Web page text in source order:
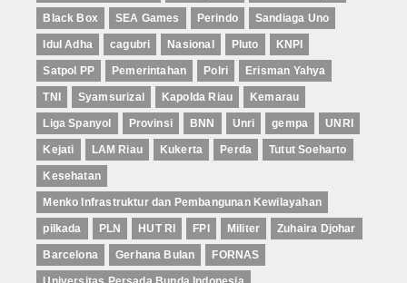
Black Box SEA Games Perindo Sandiaga Uno
Idul Adha cagubri Nasional Pluto KNPI
Satpol PP Pemerintahan Polri Erisman Yahya
TNI Syamsurizal Kapolda Riau Kemarau
Liga Spanyol Provinsi BNN Unri gempa UNRI
Kejati LAM Riau Kukerta Perda Tutut Soeharto
Kesehatan
Menko Infrastruktur dan Pembangunan Kewilayahan
pilkada PLN HUT RI FPI Militer Zuhaira Djohar
Barcelona Gerhana Bulan FORNAS